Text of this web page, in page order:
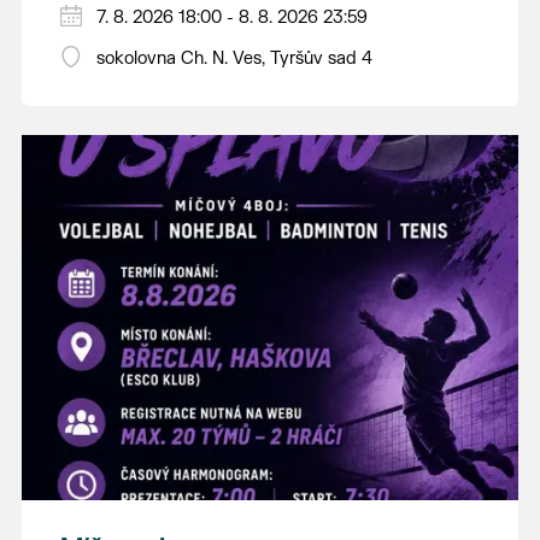
PÁTEK 7. srpna
18:00 - ruční stavění máje
14:00 - krojový průvod pro stárky od
hostince “U Buvola”
16:00 - odpolední zábava na sokolovně
21:00 - večerní zábava
K tanci a poslechu bude hrát DH
Lanžhotčané.
Těšíme se na Vás!
7. 8. 2026 18:00 - 8. 8. 2026 23:59
sokolovna Ch. N. Ves, Tyršův sad 4